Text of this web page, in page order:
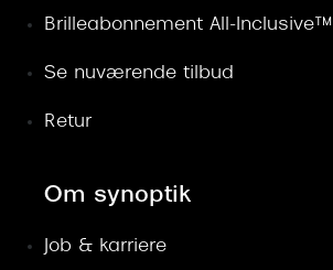
Brilleabonnement All-Inclusive™
Se nuværende tilbud
Retur
Om synoptik
Job & karriere